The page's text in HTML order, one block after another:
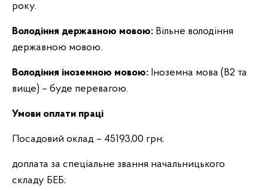
року.
Володіння державною мовою: Вільне володіння
державною мовою.
Володіння іноземною мовою: Іноземна мова (B2 та
вище) – буде перевагою.
Умови оплати праці
Посадовий оклад – 45193,00 грн;
доплата за спеціальне звання начальницького
складу БЕБ;